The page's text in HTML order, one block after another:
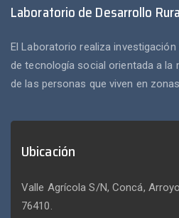
Laboratorio de Desarrollo
El Laboratorio realiza
de tecnología social orientada a la
de las personas que viven en
Ubicación
Valle Agrícola S/N, Concá,
76410.